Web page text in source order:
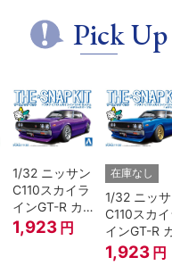
Pick Up
1/32 ニッサン
C110スカイラ
インGT-R カ
スタム(メタリ
ックパープル)
1,923 円
在庫なし
1/32 ニッ
C110スカイ
インGT-R
スタム(メタ
ックブルー)
1,923 円